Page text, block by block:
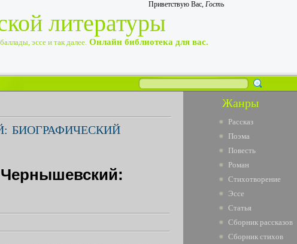
Приветствую Вас, Гость
литературы
эссе и так далее. Онлайн библиотека для вас.
БИОГРАФИЧЕСКИЙ
Жанры
Рассказ
Поэма
Повесть
Роман
Стихотворение
Эссе
Статья
Сборник рассказов
Сборник стихов